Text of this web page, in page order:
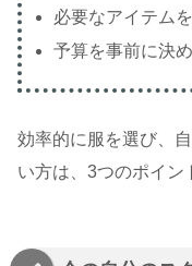
必要なアイテム
予算を事前に決
効率的に服を選び、
い方は、3つのポイン